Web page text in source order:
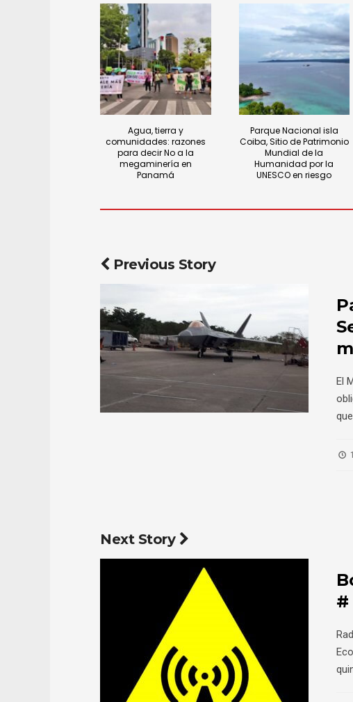
Agua, tierra y
comunidades: razones
para decir No a la
megaminería en
Panamá
Parque Nacional isla
Coiba, Sitio de Patrimonio
Mundial de la
Humanidad por la
UNESCO en riesgo
Previous Story
El
Next Story
#